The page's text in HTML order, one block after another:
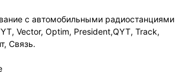
с автомобильными радиостанциями
Vector, Optim, President,QYT, Track,
Связь.